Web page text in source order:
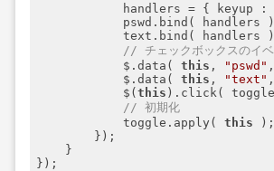
            handlers = {
keyup :
pswd.bind( handlers
text.bind( handlers
// チェックボックスのイベ
            $.data(
this , "pswd"
            $.data(
this , "text"
            $(
this ).click(
// 初期化
            toggle.apply(
this );
        });
    }
});